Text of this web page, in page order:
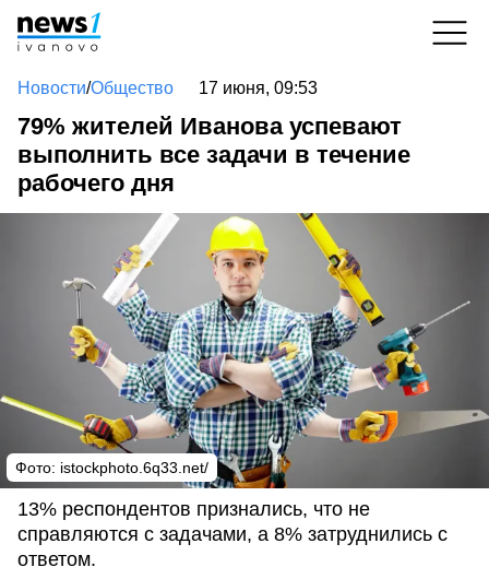
Новости/Общество 17 июня, 09:53
79% жителей Иванова успевают
выполнить все задачи в течение
рабочего дня
Фото: istockphoto.6q33.net/
13% респондентов признались, что не
справляются с задачами, а 8% затруднились с
ответом.